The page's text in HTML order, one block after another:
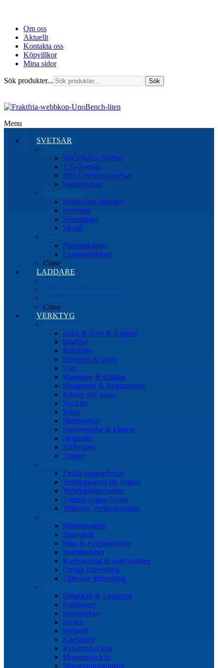
Om oss
Aktuellt
Kontakta oss
Köpvillkor
Mina sidor
Sök produkter... Sök
Menu
SVETSAR
MIG/MAG-Svetsar
TIG-Svetsar
MMA elektrod-svetsar
Punktsvetsar
Punktsvets-tillbehör
Svetstråd
Svetstänger
Skydd
Plasmaskärare
Lasersvetsfräsar
Close
LADDARE
Close
VERKTYG
Insex & Torx & T-grepp
Bågfilar
Bräckjärn
Drivdorn & Dorn
Filar
Hammare & släggor
Huggpipor & Huggmejslar
Knivar och saxar
Nycklar
Ritsar
Skiftnycklar
Skruvmejslar & klingor
Skjutmått
Stålborstar
Tänger
Fyllda vagnar/boxar
Verktygssatser för vagnar
Verktygslådor/satser
Tomma vagnar/boxar
Tillbehör Verktygsvagnar
Mutterdragare
Spärrskaft
Slip- & Polermaskiner
Borrmaskiner
Karosserisåg & kapmaskiner
Övriga luftverktyg
Tillbehör luftverktyg
Dragskaft & Ledgrepp
Förlängare
Hylsnycklar
Hylsor
Hylsstift
Kardanled
Kråkfotsnycklar
Momentnycklar
Momentomvandlare